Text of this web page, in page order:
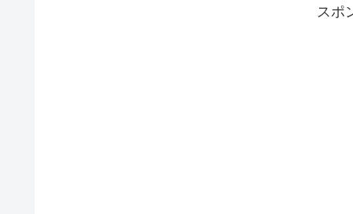
スポ